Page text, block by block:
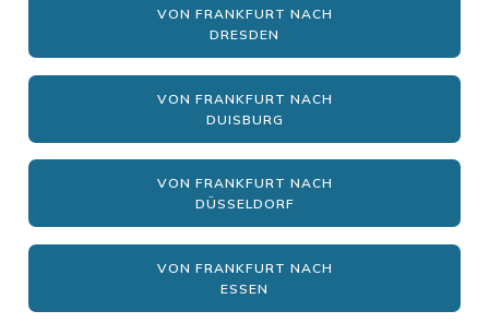
VON FRANKFURT NACH
DRESDEN
VON FRANKFURT NACH
DUISBURG
VON FRANKFURT NACH
DÜSSELDORF
VON FRANKFURT NACH
ESSEN